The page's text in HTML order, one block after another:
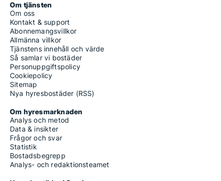
Om tjänsten
Om oss
Kontakt & support
Abonnemangsvillkor
Allmänna villkor
Tjänstens innehåll och värde
Så samlar vi bostäder
Personuppgiftspolicy
Cookiepolicy
Sitemap
Nya hyresbostäder (RSS)
Om hyresmarknaden
Analys och metod
Data & insikter
Frågor och svar
Statistik
Bostadsbegrepp
Analys- och redaktionsteamet